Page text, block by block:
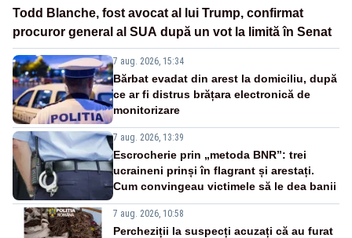
Todd Blanche, fost avocat al lui Trump, confirmat
procuror general al SUA după un vot la limită în Senat
7 aug. 2026, 15:34
Bărbat evadat din arest la domiciliu, după
ce ar fi distrus brățara electronică de
monitorizare
7 aug. 2026, 13:39
Escrocherie prin „metoda BNR”: trei
ucraineni prinși în flagrant și arestați.
Cum convingeau victimele să le dea banii
7 aug. 2026, 10:58
Percheziții la suspecți acuzați că au furat